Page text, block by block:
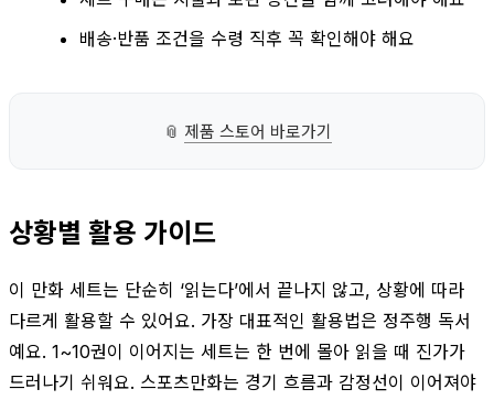
배송·반품 조건을 수령 직후 꼭 확인해야 해요
📎 제품 스토어 바로가기
상황별 활용 가이드
이 만화 세트는 단순히 ‘읽는다’에서 끝나지 않고, 상황에 따라
다르게 활용할 수 있어요. 가장 대표적인 활용법은 정주행 독서
예요. 1~10권이 이어지는 세트는 한 번에 몰아 읽을 때 진가가
드러나기 쉬워요. 스포츠만화는 경기 흐름과 감정선이 이어져야